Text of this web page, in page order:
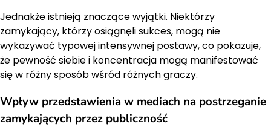
Jednakże istnieją znaczące wyjątki. Niektórzy
zamykający, którzy osiągnęli sukces, mogą nie
wykazywać typowej intensywnej postawy, co pokazuje,
że pewność siebie i koncentracja mogą manifestować
się w różny sposób wśród różnych graczy.
Wpływ przedstawienia w mediach na postrzeganie
zamykających przez publiczność